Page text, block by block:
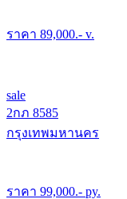
ราคา 89,000.- v.
sale
2กภ 8585
กรุงเทพมหานคร
ราคา 99,000.- py.